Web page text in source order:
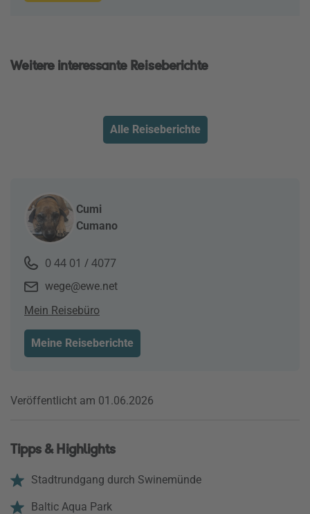
Weitere interessante Reiseberichte
Alle Reiseberichte
Cumi
Cumano
0 44 01 / 4077
wege@ewe.net
Mein Reisebüro
Meine Reiseberichte
Veröffentlicht am 01.06.2026
Tipps & Highlights
Stadtrundgang durch Swinemünde
Baltic Aqua Park